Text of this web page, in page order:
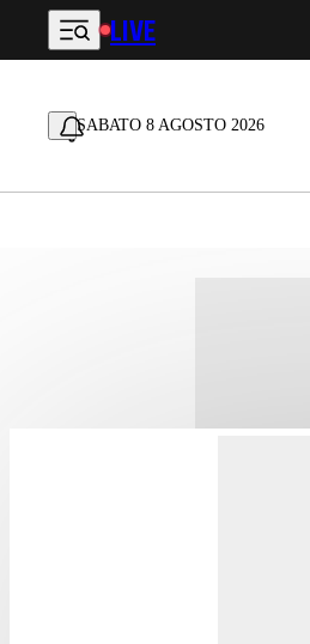
Vai al contenuto principale
LIVE
SABATO 8 AGOSTO 2026